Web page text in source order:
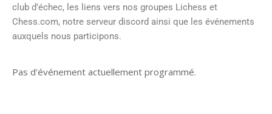
club d’échec, les liens vers nos groupes Lichess et
Chess.com, notre serveur discord ainsi que les événements
auxquels nous participons.
Pas d'événement actuellement programmé.